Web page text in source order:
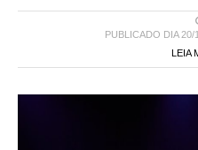
PUBLICADO DIA
LEIA